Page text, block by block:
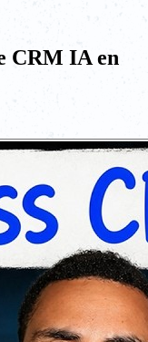
CRM IA en